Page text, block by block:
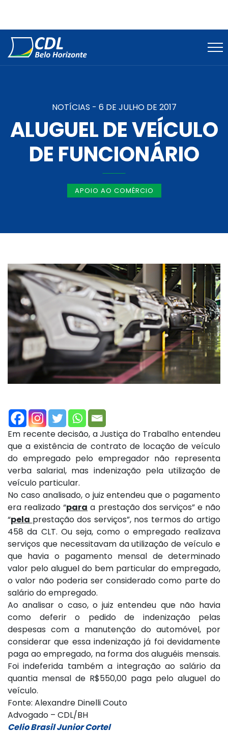
NOTÍCIAS - 6 DE JULHO DE 2017
ALUGUEL DE VEÍCULO
DE FUNCIONÁRIO
APOIO AO COMÉRCIO
Em recente decisão, a Justiça do Trabalho entendeu
que a existência de contrato de locação de veículo
do empregado pelo empregador não representa
verba salarial, mas indenização pela utilização de
veículo particular.
No caso analisado, o juiz entendeu que o pagamento
era realizado “para a prestação dos serviços” e não
“pela prestação dos serviços”, nos termos do artigo
458 da CLT. Ou seja, como o empregado realizava
serviços que necessitavam da utilização de veículo e
que havia o pagamento mensal de determinado
valor pelo aluguel do bem particular do empregado,
o valor não poderia ser considerado como parte do
salário do empregado.
Ao analisar o caso, o juiz entendeu que não havia
como deferir o pedido de indenização pelas
despesas com a manutenção do automóvel, por
considerar que essa indenização já foi devidamente
paga ao empregado, na forma dos aluguéis mensais.
Foi indeferida também a integração ao salário da
quantia mensal de R$550,00 paga pelo aluguel do
veículo.
Fonte: Alexandre Dinelli Couto
Advogado – CDL/BH
Celio Brasil Junior Cortel